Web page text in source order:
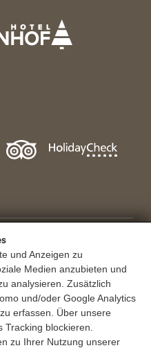
und Anzeigen zu
Medien anzubieten und
analysieren. Zusätzlich
und/oder Google Analytics
erfassen. Über unsere
Tracking blockieren.
zu Ihrer Nutzung unserer